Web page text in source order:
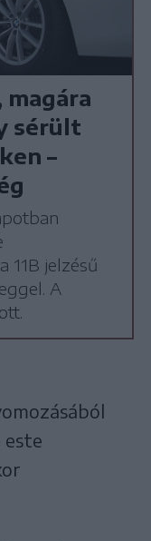
sérült
–
11B jelzésű
A
este